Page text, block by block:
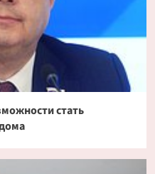
стать